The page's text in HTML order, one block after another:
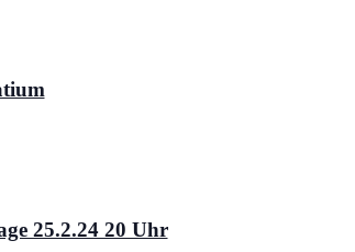
25.2.24 20 Uhr